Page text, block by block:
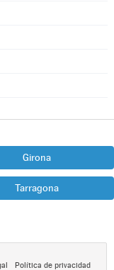
Girona
Tarragona
Política de privacidad